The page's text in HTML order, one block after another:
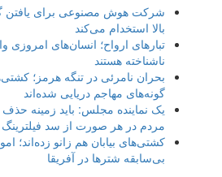
شرکت هوش مصنوعی برای یافتن
بالا استخدام می‌کند
تبارهای ارواح؛ انسان‌های امروزی
ناشناخته هستند
بحران نامرئی در تنگه هرمز؛
گونه‌های مهاجم دریایی شده‌اند
یک نماینده مجلس: باید زمینه
مردم در هر صورت از سد فیلترینگ
کشتی‌های بیابان هم زانو زده‌اند؛
بی‌سابقه شترها در آفریقا